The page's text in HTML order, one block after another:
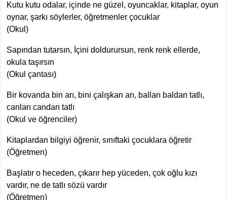
Kutu kutu odalar, içinde ne güzel, oyuncaklar, kitaplar, oyun
oynar, şarkı söylerler, öğretmenler çocuklar
(Okul)
Sapından tutarsın, İçini doldurursun, renk renk ellerde,
okula taşırsın
(Okul çantası)
Bir kovanda bin arı, bini çalışkan arı, balları baldan tatlı,
canları candan tatlı
(Okul ve öğrenciler)
Kitaplardan bilgiyi öğrenir, sınıftaki çocuklara öğretir
(Öğretmen)
Başlatır o heceden, çıkarır hep yüceden, çok oğlu kızı
vardır, ne de tatlı sözü vardır
(Öğretmen)